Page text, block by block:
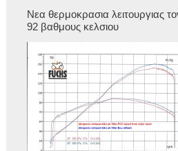
Νεα θερμοκρασια λειτουργιας
92 βαθμους κελσιου